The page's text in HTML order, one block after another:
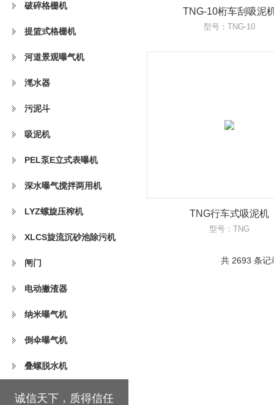
破碎格栅机
提篮式格栅机
河道景观曝气机
滗水器
污泥斗
吸泥机
PEL泵E立式表曝机
深水曝气搅拌两用机
LYZ螺旋压榨机
XLCS旋流沉砂池除污机
闸门
电动撇渣器
纳米曝气机
倒伞曝气机
叠螺脱水机
诚信天下，质得信任
TNG-10桁车刮吸泥
型号：TNG-10
TNG行车式吸泥机
型号：TNG
共 2693 条